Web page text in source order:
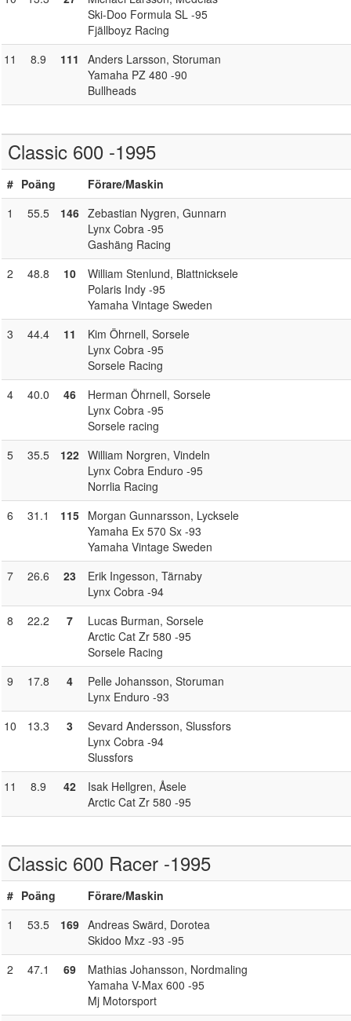
Ski-Doo Formula SL -95
Fjällboyz Racing
11
8.9 111 Anders Larsson, Storuman
Yamaha PZ 480 -90
Bullheads
Classic 600 -1995
# Poäng Förare/Maskin
1
55.5 146 Zebastian Nygren, Gunnarn
Lynx Cobra -95
Gashäng Racing
2
48.8 10 William Stenlund, Blattnicksele
Polaris Indy -95
Yamaha Vintage Sweden
3
44.4 11 Kim Öhrnell, Sorsele
Lynx Cobra -95
Sorsele Racing
4
40.0 46 Herman Öhrnell, Sorsele
Lynx Cobra -95
Sorsele racing
5
35.5 122 William Norgren, Vindeln
Lynx Cobra Enduro -95
Norrlia Racing
6
31.1 115 Morgan Gunnarsson, Lycksele
Yamaha Ex 570 Sx -93
Yamaha Vintage Sweden
7
26.6 23 Erik Ingesson, Tärnaby
Lynx Cobra -94
8
22.2 7 Lucas Burman, Sorsele
Arctic Cat Zr 580 -95
Sorsele Racing
9
17.8 4 Pelle Johansson, Storuman
Lynx Enduro -93
10
13.3 3 Sevard Andersson, Slussfors
Lynx Cobra -94
Slussfors
11
8.9 42 Isak Hellgren, Åsele
Arctic Cat Zr 580 -95
Classic 600 Racer -1995
# Poäng Förare/Maskin
1
53.5 169 Andreas Swärd, Dorotea
Skidoo Mxz -93 -95
2
47.1 69 Mathias Johansson, Nordmaling
Yamaha V-Max 600 -95
Mj Motorsport